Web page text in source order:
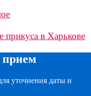
прикуса в Харькове
прием
уточнения даты и